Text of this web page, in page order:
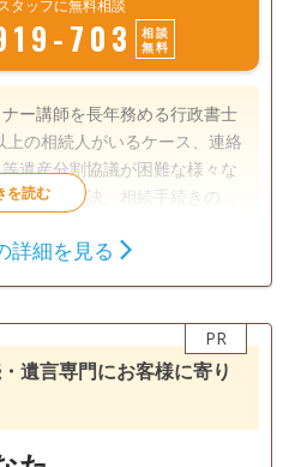
タッフに無料相談
703
相談
無料
ー講師を長年務める行政書士
の相続人がいるケース、連絡
遺産分割協議が困難な様々な
相続の秘訣、相続手続きの順
分割
収集
相続人調査
後見
詳細を見る
PR
遺言専門にお客様に寄り